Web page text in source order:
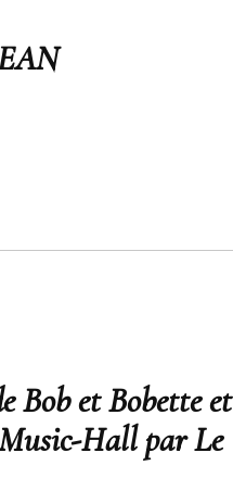
Bob et Bobette et
Hall par Le